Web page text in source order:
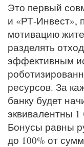
Это первый
и «РТ-Инвест»,
мотивацию
разделять
эффективным
ресурсов. За
банку будет
эквивалентны
Бонусы равны
до 100% от